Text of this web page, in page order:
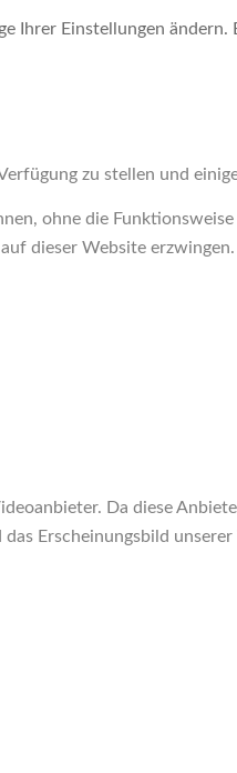
Einstellungen ändern.
zu stellen und
ohne die
dieser Website erzwingen.
Da diese
Erscheinungsbild